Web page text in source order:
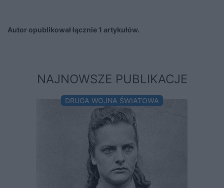
Autor opublikował łącznie 1 artykułów.
NAJNOWSZE PUBLIKACJE
DRUGA WOJNA ŚWIATOWA